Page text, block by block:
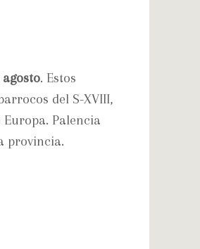
. Estos
del S-XVIII,
Palencia
provincia.